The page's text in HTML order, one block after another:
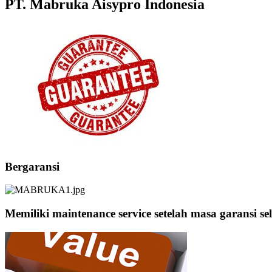
PT. Mabruka Aisypro Indonesia
Bergaransi
Memiliki maintenance service setelah masa garansi